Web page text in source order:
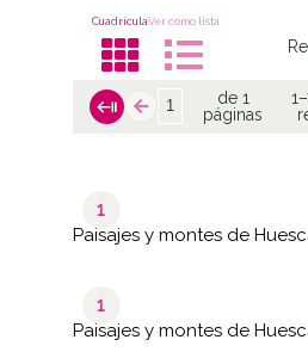
CuadrículaVer como lista
de 1
páginas
1
Paisajes y montes de
1
Paisajes y montes de